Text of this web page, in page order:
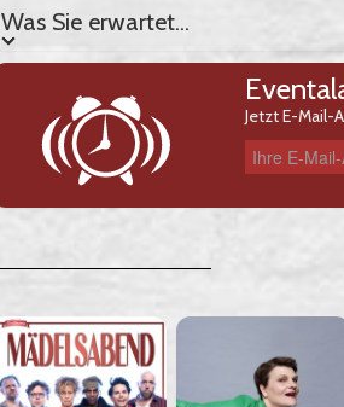
Was Sie erwartet...
Jetzt E-Mail-
Ihre E-Mail-Adresse